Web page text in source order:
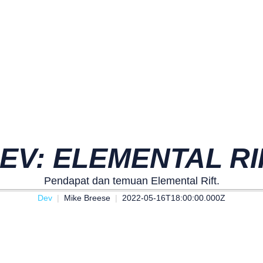
ELEMENTAL
Pendapat dan temuan Elemental Rift.
Dev Mike Breese 2022-05-16T18:00:00.000Z